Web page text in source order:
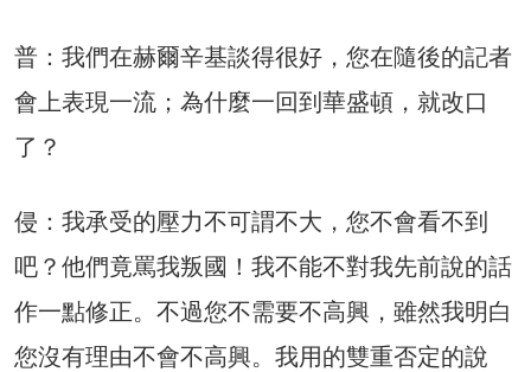
普：我們在赫爾辛基談得很好，您在隨後的記者
會上表現一流；為什麼一回到華盛頓，就改口
了？
侵：我承受的壓力不可謂不大，您不會看不到
吧？他們竟罵我叛國！我不能不對我先前說的話
作一點修正。不過您不需要不高興，雖然我明白
您沒有理由不會不高興。我用的雙重否定的說